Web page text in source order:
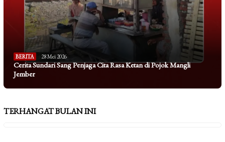
BERITA 28 Mei 2026
Cerita Sundari Sang Penjaga Cita Rasa Ketan di Pojok Mangli
Jember
TERHANGAT BULAN INI